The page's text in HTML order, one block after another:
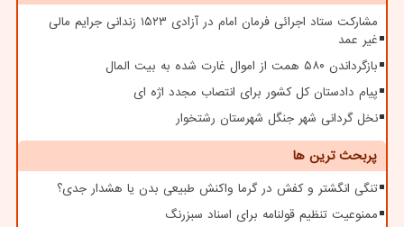
مشارکت ستاد اجرائی فرمان امام در آزادی ۱۵۲۳ زندانی جرایم مالی
غیر عمد
بازگرداندن ۵۸۰ همت از اموال غارت شده به بیت المال
پیام دادستان کل کشور برای انتصاب مجدد اژه ای
نخل گردانی شهر جنگل شهرستان رشتخوار
پربحث ترین ها
تنگی انگشتر و کفش در گرما واکنش طبیعی بدن یا هشدار جدی؟
ممنوعیت تنظیم قولنامه برای اسناد سبزرنگ